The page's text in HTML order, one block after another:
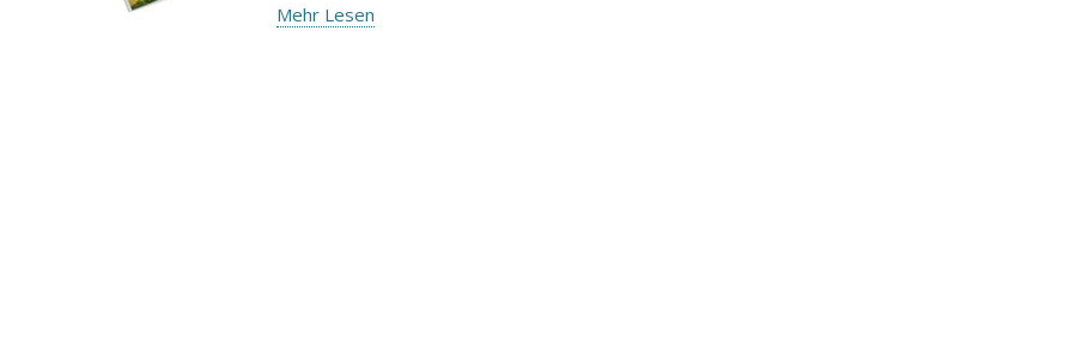
Mehr Lesen